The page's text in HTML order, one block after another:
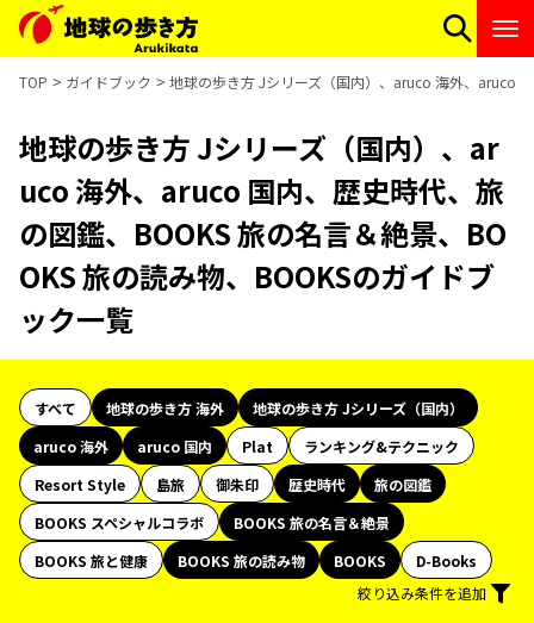
TOP ガイドブック 地球の歩き方 Jシリーズ（国内）、aruco 海外、aruco
地球の歩き方 Jシリーズ（国内）、ar
uco 海外、aruco 国内、歴史時代、旅
の図鑑、BOOKS 旅の名言＆絶景、BO
OKS 旅の読み物、BOOKSのガイドブ
ック一覧
すべて 地球の歩き方 海外
地球の歩き方 Jシリーズ（国内）
aruco 海外
aruco 国内 Plat
ランキング&テクニック
Resort Style
島旅 御朱印 歴史時代
旅の図鑑
BOOKS スペシャルコラボ
BOOKS 旅の名言＆絶景
BOOKS 旅と健康
BOOKS 旅の読み物 BOOKS
D-Books
絞り込み条件を追加